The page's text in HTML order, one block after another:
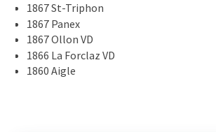
1867 St-Triphon
1867 Panex
1867 Ollon VD
1866 La Forclaz VD
1860 Aigle